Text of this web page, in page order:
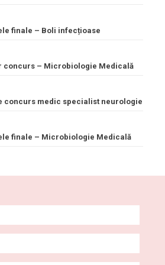
finale – Boli infecțioase
concurs – Microbiologie Medicală
concurs medic specialist neurologie
finale – Microbiologie Medicală